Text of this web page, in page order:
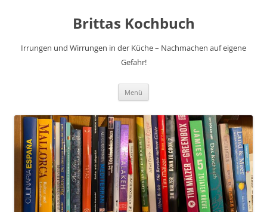
Brittas Kochbuch
Irrungen und Wirrungen in der Küche – Nachmachen auf eigene
Gefahr!
Menü